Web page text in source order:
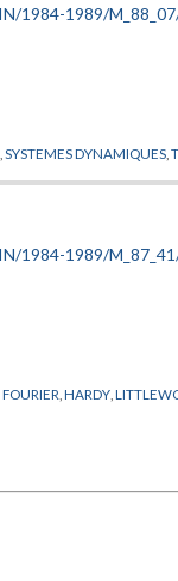
SYSTEMES DYNAMIQUES ,
,FOURIER ,HARDY ,